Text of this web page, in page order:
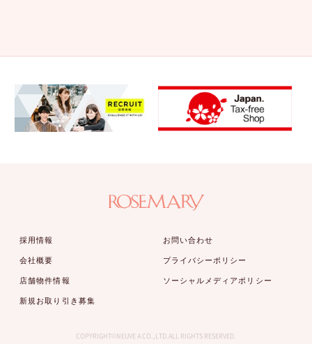
採用情報
会社概要
店舗物件情報
新規お取り引き募集
お問い合わせ
プライバシーポリシー
ソーシャルメディアポリシー
COPYRIGHT©NEUVE A CO.,LTD.ALL RIGHTS RESERVED.